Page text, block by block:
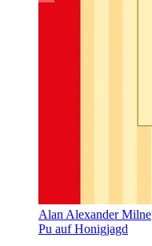
Alan Alexander Milne
Pu auf Honigjagd